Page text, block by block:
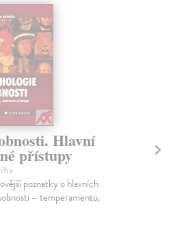
Hlavní
přístupy
poznatky o hlavních
– temperamentu,